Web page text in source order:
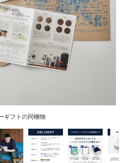
ギフトの同梱物